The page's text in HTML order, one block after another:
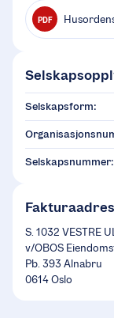
PDF
Selskapsform:
Selskapsnummer:
S. 1032 VESTRE
v/OBOS
Pb. 393 Alnabru
0614 Oslo